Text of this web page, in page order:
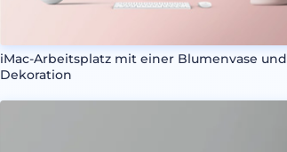
iMac-Arbeitsplatz mit einer Blumenvase und
Dekoration